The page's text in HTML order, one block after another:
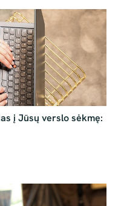
į Jūsų verslo sėkmę: